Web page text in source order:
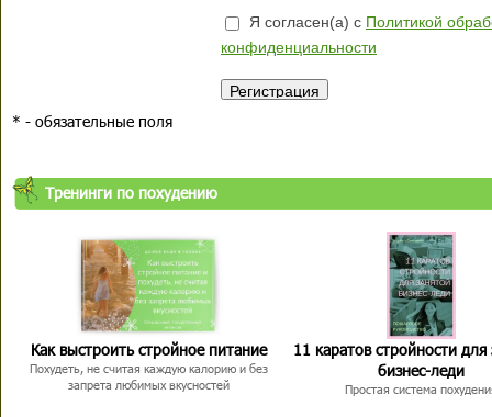
Я согласен(а) с Политикой
конфиденциальности
* - обязательные поля
Тренинги по похудению
Как выстроить стройное питание
Похудеть, не считая каждую калорию и без
запрета любимых вкусностей
11 каратов стройности для
бизнес-леди
Простая система